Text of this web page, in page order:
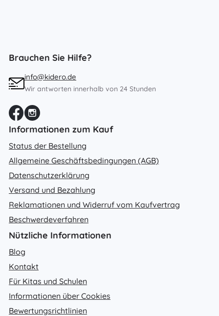
Brauchen Sie Hilfe?
info@kidero.de
Wir antworten innerhalb von 24 Stunden
Informationen zum Kauf
Status der Bestellung
Allgemeine Geschäftsbedingungen (AGB)
Datenschutzerklärung
Versand und Bezahlung
Reklamationen und Widerruf vom Kaufvertrag
Beschwerdeverfahren
Nützliche Informationen
Blog
Kontakt
Für Kitas und Schulen
Informationen über Cookies
Bewertungsrichtlinien